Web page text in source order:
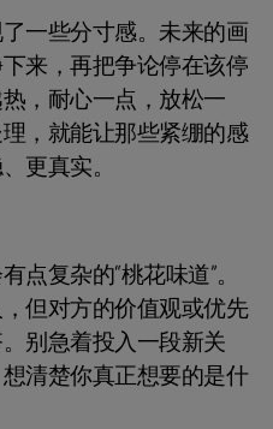
一些分寸感。未来的画
来，再把争论停在该停
，耐心一点，放松一
，就能让那些紧绷的感
更真实。
复杂的“桃花味道”。
但对方的价值观或优先
别急着投入一段新关
清楚你真正想要的是什